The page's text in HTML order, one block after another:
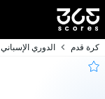
كرة قدم الدوري الإسباني